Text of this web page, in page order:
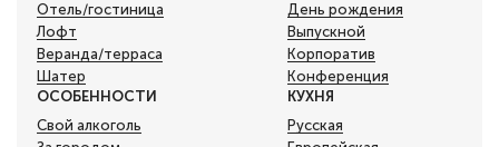
Отель/гостиница
Лофт
Веранда/терраса
Шатер
День рождения
Выпускной
Корпоратив
Конференция
ОСОБЕННОСТИ
Свой алкоголь
КУХНЯ
Русская